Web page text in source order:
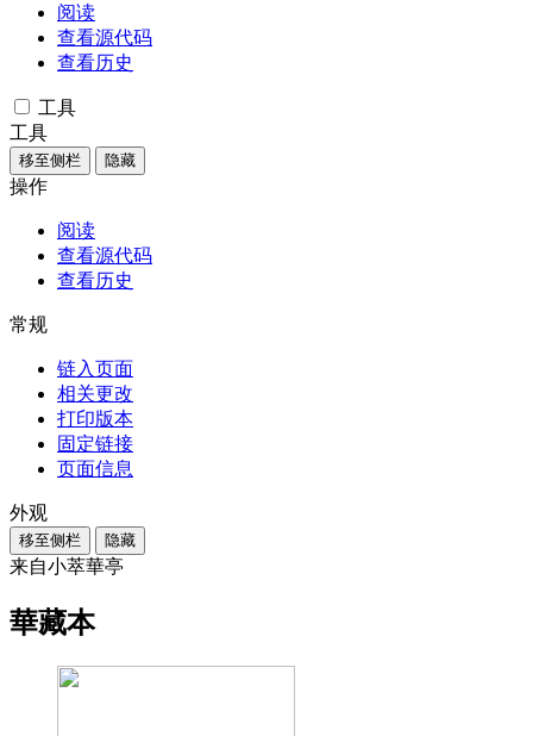
阅读
查看源代码
查看历史
工具
工具
移至侧栏 隐藏
操作
阅读
查看源代码
查看历史
常规
链入页面
相关更改
打印版本
固定链接
页面信息
外观
移至侧栏 隐藏
来自小萃華亭
華藏本